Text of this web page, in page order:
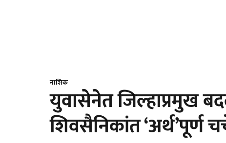
नाशिक
युवासेनेत जिल्हाप्रमुख
शिवसैनिकांत ‘अर्थ’पूर्ण